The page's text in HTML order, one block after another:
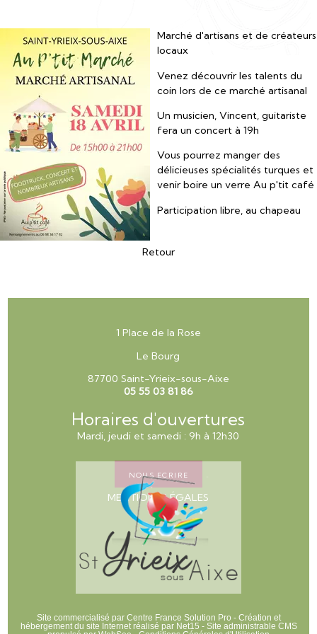
Marché d'artisans et de créateurs
locaux
Venez découvrir les talents du
coin lors de ce marché artisanal
Un musicien, Vincent, guitariste
fera un concert à 19h
Vous pourrez manger des
délicieuses spécialités turques et
venir boire un verre Au p'tit café
Participation libre, au chapeau
Retour
1 Place de la Rose
Le Bourg
87700 Saint-Yrieix-sous-Aixe
05 55 03 81 86
Horaires d'ouvertures
Mardi, jeudi et samedi : 9h à 12h30
NOUS ECRIRE
MENTIONS LÉGALES
Site commercialisé par Centre France Solution Pro - Création et
hébergement du site Internet réalisé par Net15 - Site administrable CMS